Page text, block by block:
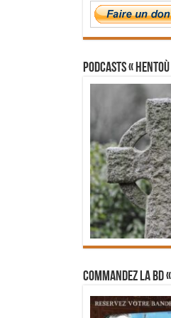
PODCASTS «
Commandez la BD